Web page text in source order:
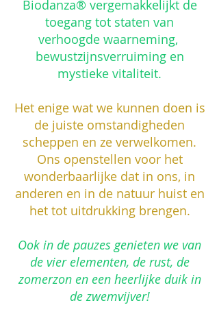
Biodanza® vergemakkelijkt de
toegang tot staten van
verhoogde waarneming,
bewustzijnsverruiming en
mystieke vitaliteit.
Het enige wat we kunnen doen is
de juiste omstandigheden
scheppen en ze verwelkomen.
Ons openstellen voor het
wonderbaarlijke dat in ons, in
anderen en in de natuur huist en
het tot uitdrukking brengen.
Ook in de pauzes genieten we van
de vier elementen, de rust, de
zomerzon en een heerlijke duik in
de zwemvijver!